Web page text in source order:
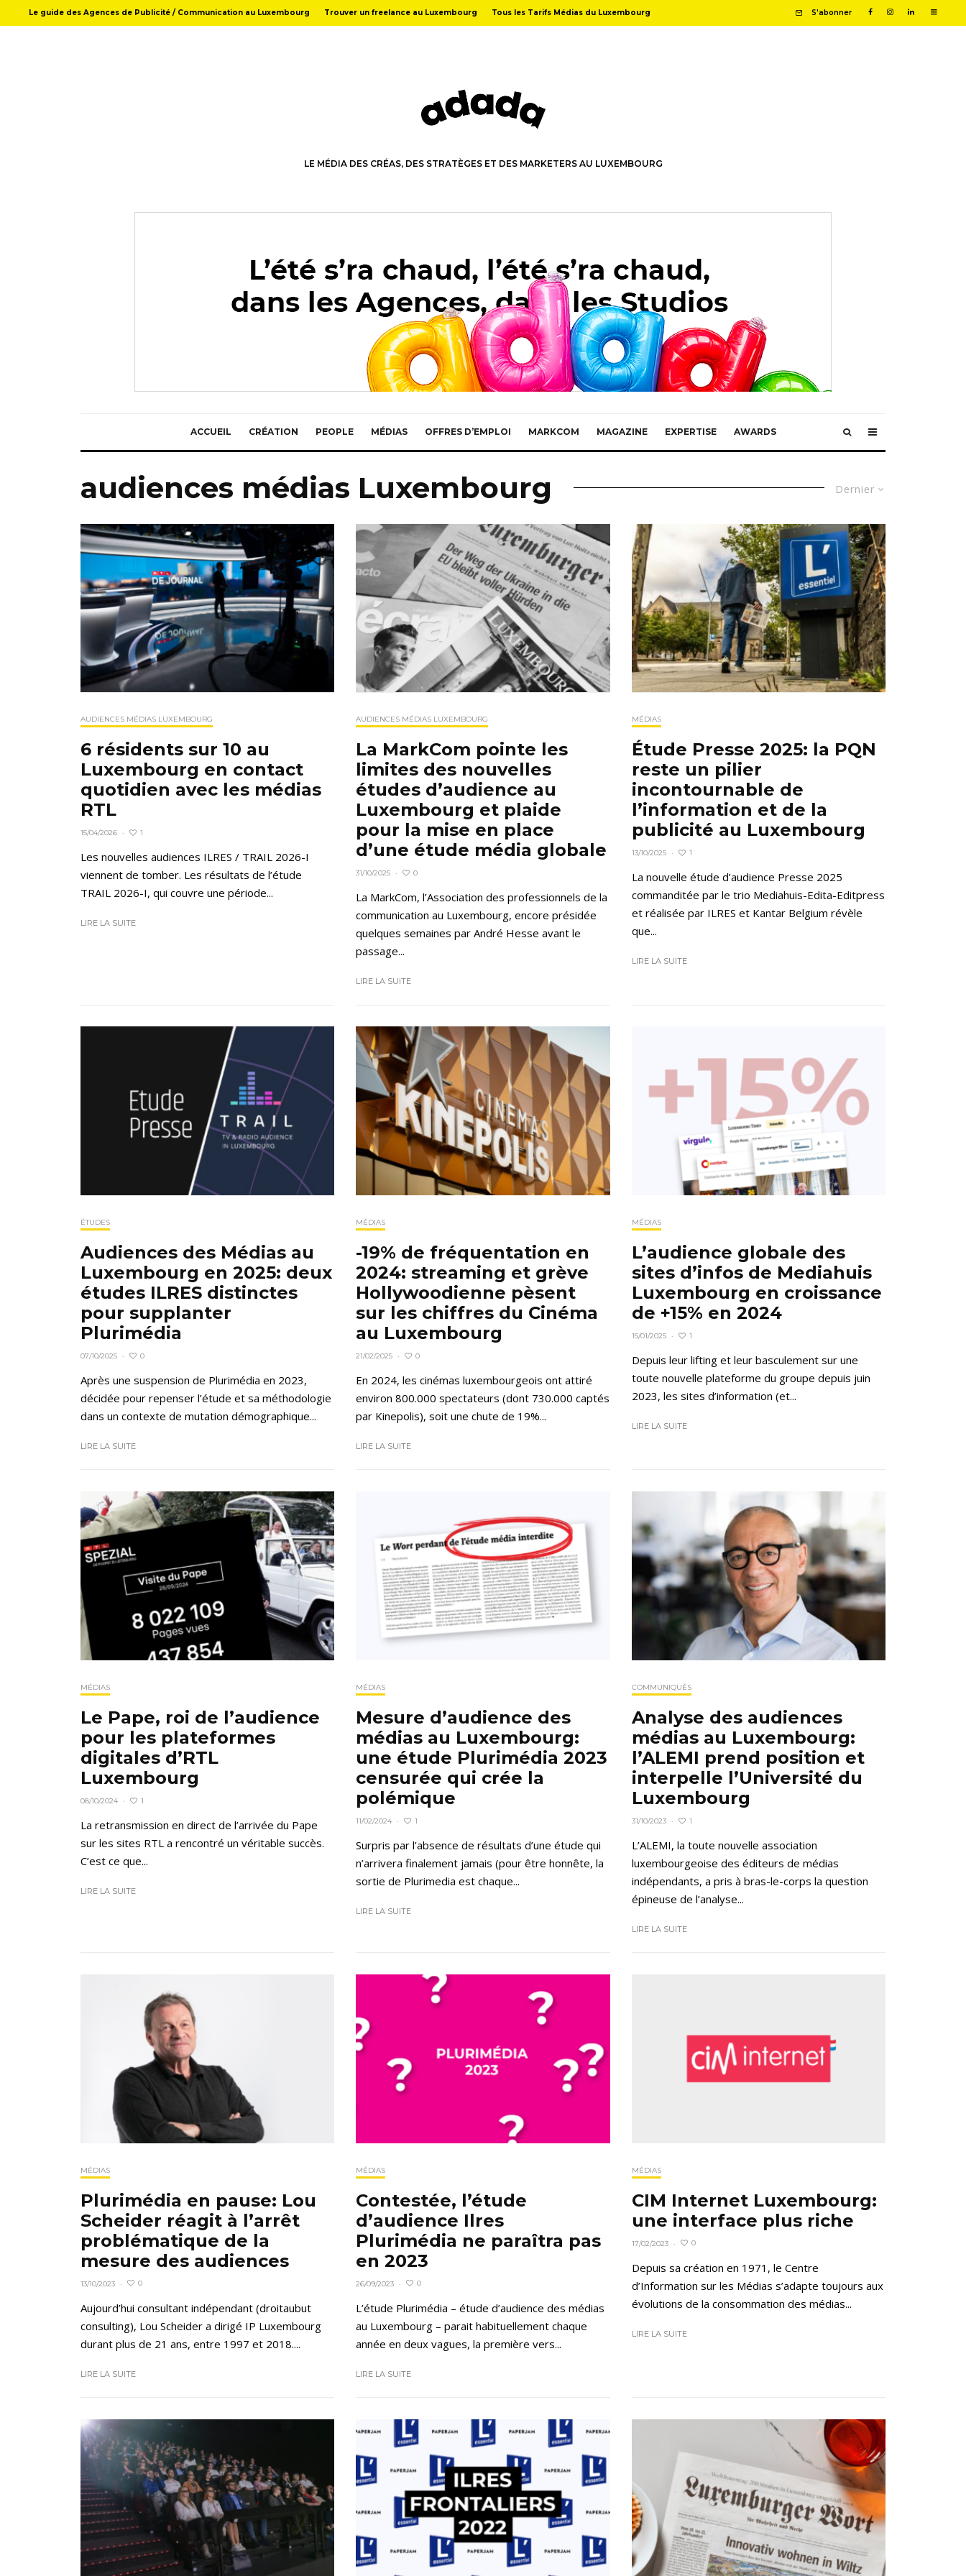
Le guide des Agences de Publicité / Communication au Luxembourg Trouver un freelance au Luxembourg Tous les Tarifs Médias du Luxembourg S'abonner
LE MÉDIA DES CRÉAS, DES STRATÈGES ET DES MARKETERS AU LUXEMBOURG
ACCUEIL CRÉATION PEOPLE MÉDIAS OFFRES D’EMPLOI MARKCOM MAGAZINE EXPERTISE AWARDS
Dernier
audiences médias Luxembourg
AUDIENCES MÉDIAS LUXEMBOURG
6 résidents sur 10 au
Luxembourg en contact
quotidien avec les médias
RTL
15/04/2026 · 1
Les nouvelles audiences ILRES / TRAIL 2026-I
viennent de tomber. Les résultats de l’étude
TRAIL 2026-I, qui couvre une période...
LIRE LA SUITE
AUDIENCES MÉDIAS LUXEMBOURG
La MarkCom pointe les
limites des nouvelles
études d’audience au
Luxembourg et plaide
pour la mise en place
d’une étude média globale
31/10/2025 · 0
La MarkCom, l’Association des professionnels de la
communication au Luxembourg, encore présidée
quelques semaines par André Hesse avant le
passage...
LIRE LA SUITE
MÉDIAS
Étude Presse 2025: la PQN
reste un pilier
incontournable de
l’information et de la
publicité au Luxembourg
13/10/2025 · 1
La nouvelle étude d’audience Presse 2025
commanditée par le trio Mediahuis-Edita-Editpress
et réalisée par ILRES et Kantar Belgium révèle
que...
LIRE LA SUITE
ÉTUDES
Audiences des Médias au
Luxembourg en 2025: deux
études ILRES distinctes
pour supplanter
Plurimédia
07/10/2025 · 0
Après une suspension de Plurimédia en 2023,
décidée pour repenser l’étude et sa méthodologie
dans un contexte de mutation démographique...
LIRE LA SUITE
MÉDIAS
-19% de fréquentation en
2024: streaming et grève
Hollywoodienne pèsent
sur les chiffres du Cinéma
au Luxembourg
21/02/2025 · 0
En 2024, les cinémas luxembourgeois ont attiré
environ 800.000 spectateurs (dont 730.000 captés
par Kinepolis), soit une chute de 19%...
LIRE LA SUITE
MÉDIAS
L’audience globale des
sites d’infos de Mediahuis
Luxembourg en croissance
de +15% en 2024
15/01/2025 · 1
Depuis leur lifting et leur basculement sur une
toute nouvelle plateforme du groupe depuis juin
2023, les sites d’information (et...
LIRE LA SUITE
MÉDIAS
Le Pape, roi de l’audience
pour les plateformes
digitales d’RTL
Luxembourg
08/10/2024 · 1
La retransmission en direct de l’arrivée du Pape
sur les sites RTL a rencontré un véritable succès.
C’est ce que...
LIRE LA SUITE
MÉDIAS
Mesure d’audience des
médias au Luxembourg:
une étude Plurimédia 2023
censurée qui crée la
polémique
11/02/2024 · 1
Surpris par l’absence de résultats d’une étude qui
n’arrivera finalement jamais (pour être honnête, la
sortie de Plurimedia est chaque...
LIRE LA SUITE
COMMUNIQUÉS
Analyse des audiences
médias au Luxembourg:
l’ALEMI prend position et
interpelle l’Université du
Luxembourg
31/10/2023 · 1
L’ALEMI, la toute nouvelle association
luxembourgeoise des éditeurs de médias
indépendants, a pris à bras-le-corps la question
épineuse de l’analyse...
LIRE LA SUITE
MÉDIAS
Plurimédia en pause: Lou
Scheider réagit à l’arrêt
problématique de la
mesure des audiences
13/10/2023 · 0
Aujourd’hui consultant indépendant (droitaubut
consulting), Lou Scheider a dirigé IP Luxembourg
durant plus de 21 ans, entre 1997 et 2018....
LIRE LA SUITE
MÉDIAS
Contestée, l’étude
d’audience Ilres
Plurimédia ne paraîtra pas
en 2023
26/09/2023 · 0
L’étude Plurimédia – étude d’audience des médias
au Luxembourg – parait habituellement chaque
année en deux vagues, la première vers...
LIRE LA SUITE
MÉDIAS
CIM Internet Luxembourg:
une interface plus riche
17/02/2023 · 0
Depuis sa création en 1971, le Centre
d’Information sur les Médias s’adapte toujours aux
évolutions de la consommation des médias...
LIRE LA SUITE